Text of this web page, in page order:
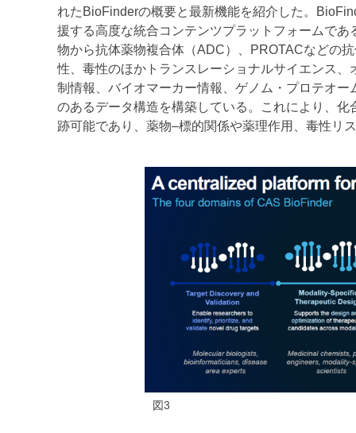
れたBioFinderの概要と最新機能を紹介した。
援する高度な統合コンテンツプラットフォームであ
物から抗体薬物複合体（ADC）、PROTACなどの
性、毒性のほかトランスレーショナルサイエンス
制情報、バイオマーカー情報、ゲノム・プロテオ
のあるデータ構造を構築している。これにより、
跡可能であり、薬物–標的関係や薬理作用、毒性リ
図3